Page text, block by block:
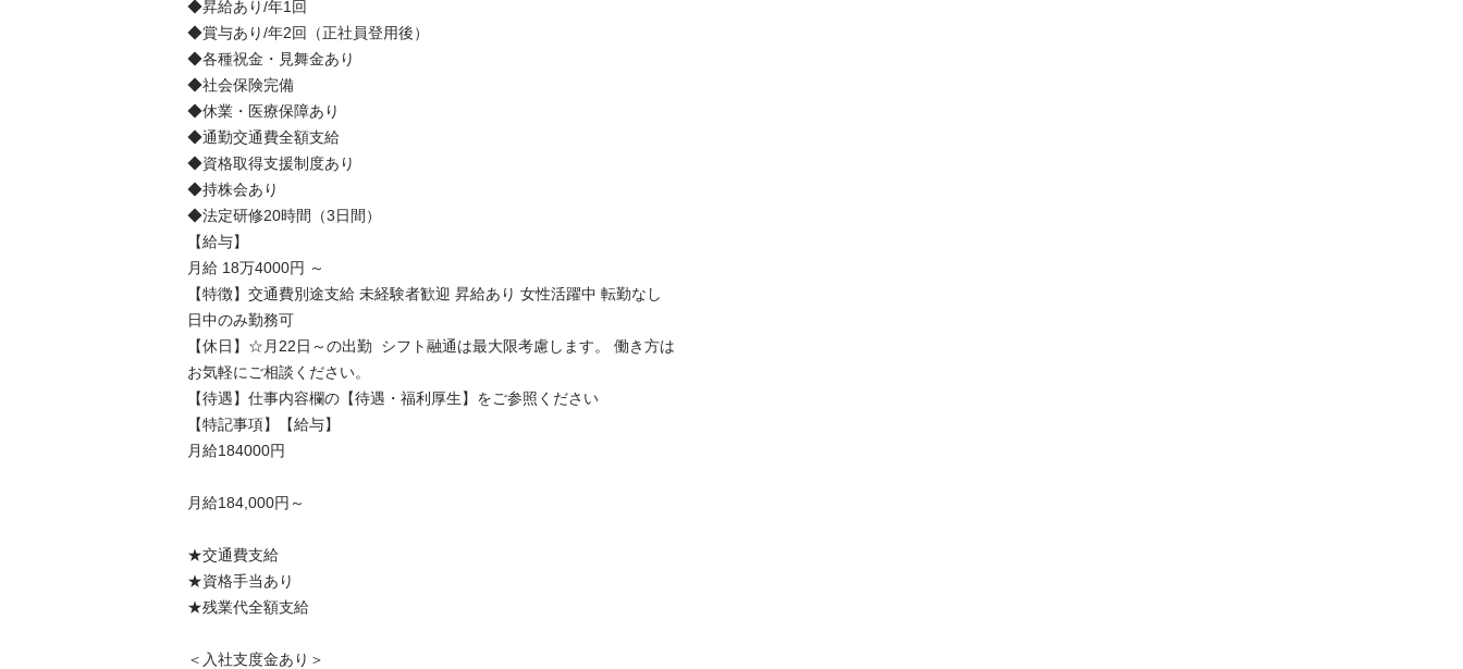
◆昇給あり/年1回
◆賞与あり/年2回（正社員登用後）
◆各種祝金・見舞金あり
◆社会保険完備
◆休業・医療保障あり
◆通勤交通費全額支給
◆資格取得支援制度あり
◆持株会あり
◆法定研修20時間（3日間）
【給与】
月給 18万4000円 ～
【特徴】交通費別途支給 未経験者歓迎 昇給あり 女性活躍中 転勤なし
日中のみ勤務可
【休日】☆月22日～の出勤  シフト融通は最大限考慮します。 働き方は
お気軽にご相談ください。
【待遇】仕事内容欄の【待遇・福利厚生】をご参照ください
【特記事項】【給与】
月給184000円
月給184,000円～
★交通費支給
★資格手当あり
★残業代全額支給
＜入社支度金あり＞